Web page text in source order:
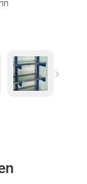
Next